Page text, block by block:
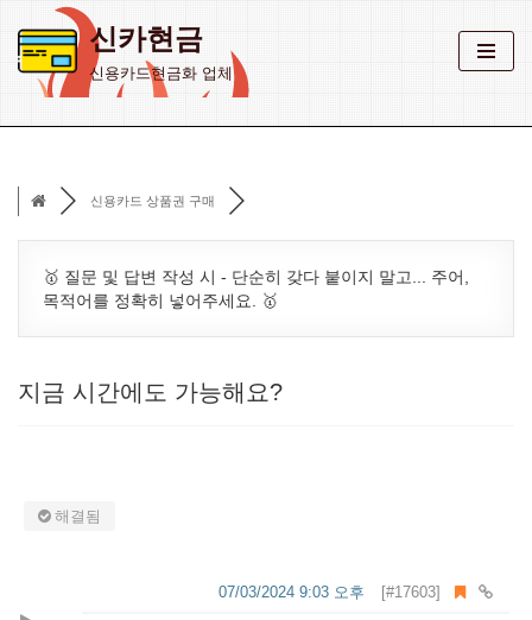
콘
너
신카현금
신용카드현금화 업체
신용카드 상품권 구매
🥇 질문 및 답변 작성 시 - 단순히 갖다 붙이지 말고... 주어,
목적어를 정확히 넣어주세요. 🥇
지금 시간에도 가능해요?
해결됨
[#17603]
07/03/2024 9:03 오후